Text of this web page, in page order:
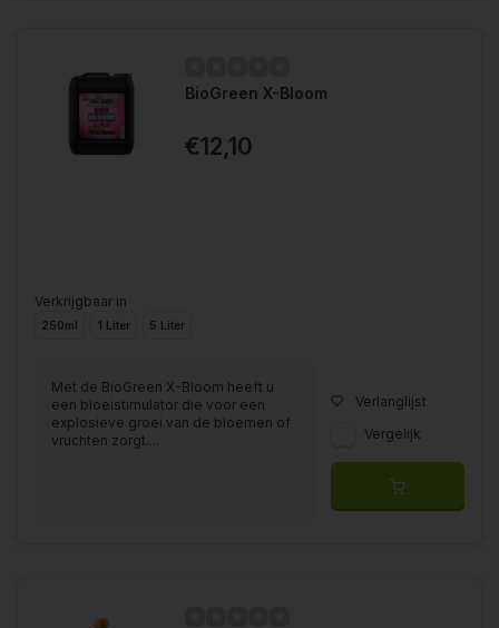
BioGreen X-Bloom
€12,10
Verkrijgbaar in
250ml 1 Liter 5 Liter
Met de BioGreen X-Bloom heeft u
een bloeistimulator die voor een
explosieve groei van de bloemen of
vruchten zorgt....
Verlanglijst
Vergelijk